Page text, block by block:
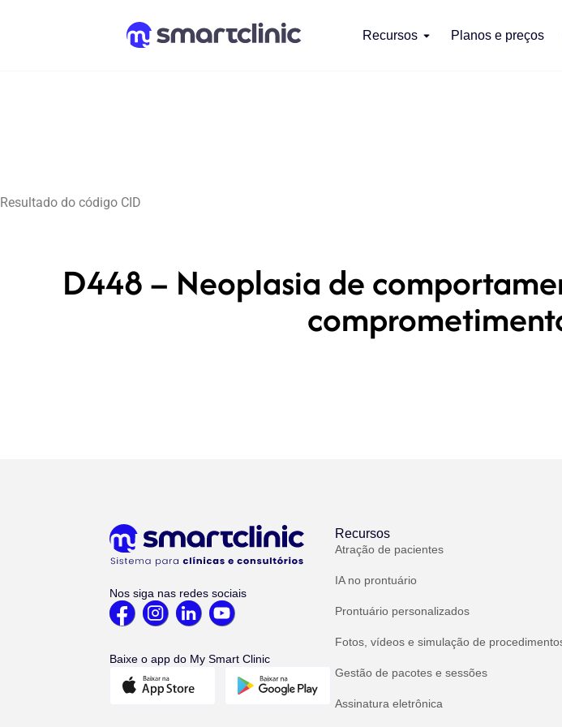
Recursos Planos e preços
Resultado do código CID
D448 – Neoplasia de
Nos siga nas redes sociais
Baixe o app do My Smart Clinic
Recursos
Atração de pacientes
IA no prontuário
Prontuário personalizados
Fotos, vídeos e simulação de
Gestão de pacotes e sessões
Assinatura eletrônica